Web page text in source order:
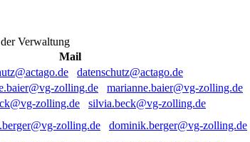
Verwaltung
Mail
datenschutz@actago.de
marianne.baier@vg-zolling.de
silvia.beck@vg-zolling.de
dominik.berger@vg-zolling.de